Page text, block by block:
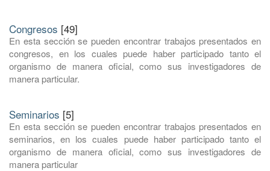
Congresos [49]
En esta sección se pueden encontrar trabajos presentados en
congresos, en los cuales puede haber participado tanto el
organismo de manera oficial, como sus investigadores de
manera particular.
Seminarios [5]
En esta sección se pueden encontrar trabajos presentados en
seminarios, en los cuales puede haber participado tanto el
organismo de manera oficial, como sus investigadores de
manera particular